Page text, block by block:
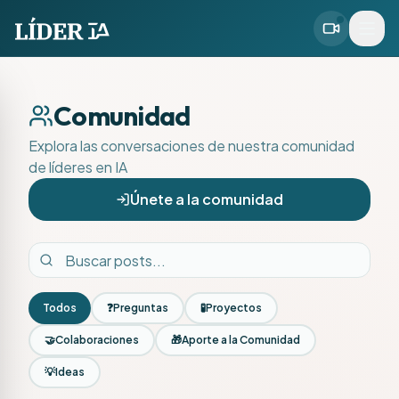
Comunidad
Explora las conversaciones de nuestra comunidad
de líderes en IA
Únete a la comunidad
Todos ❓Preguntas 🧪Proyectos
🤝Colaboraciones 🎁Aporte a la Comunidad
💡Ideas